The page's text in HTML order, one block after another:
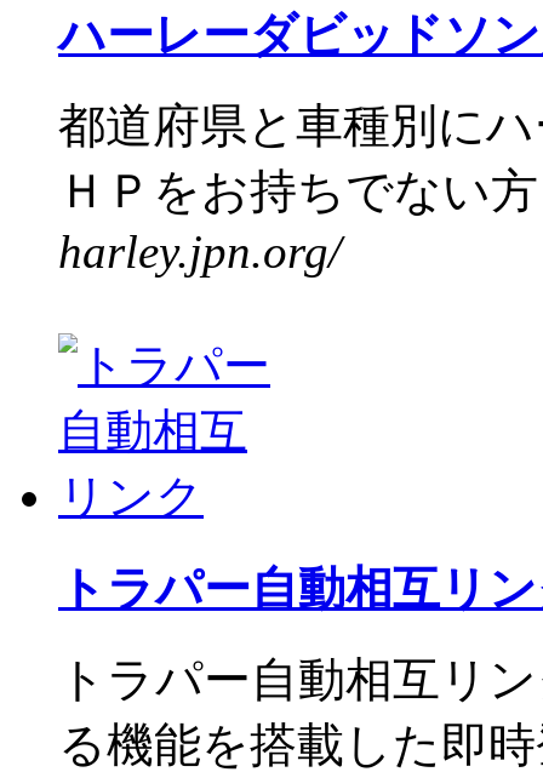
ハーレーダビッドソ
都道府県と車種別に
ＨＰをお持ちでない
harley.jpn.org/
トラパー自動相互リ
トラパー自動相互リ
る機能を搭載した即